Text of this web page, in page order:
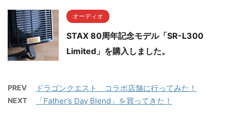
オーディオ
STAX 80周年記念モデル「SR-L300
Limited」を購入しました。
PREV ドラゴンクエスト コラボ店舗に行ってみた！
NEXT 「Father’s Day Blend」を買ってきた！